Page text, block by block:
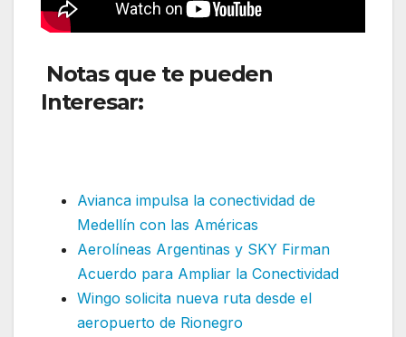
Notas que te pueden
Interesar:
Avianca impulsa la conectividad de
Medellín con las Américas
Aerolíneas Argentinas y SKY Firman
Acuerdo para Ampliar la Conectividad
Wingo solicita nueva ruta desde el
aeropuerto de Rionegro